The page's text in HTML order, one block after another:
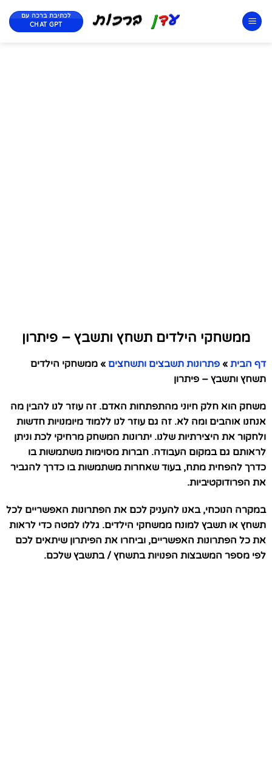
לכתיבת ברכה עם
CHAT GPT
ממשחקי הילדים תשחץ ותשבץ – פיתרון
דף הבית » פתרונות תשבצים ותשחצים » ממשחקי הילדים
תשחץ ותשבץ – פיתרון
משחק הוא חלק חיוני מהתפתחות האדם. זה עוזר לנו להבין מה
אנחנו אוהבים ומה לא. זה גם עוזר לנו ללמוד מיומנויות חדשות
ולחקור את היצירתיות שלנו. יתרונות המשחק מרחיקי לכת וניתן
לראותם גם במקום העבודה. חברות מסוימות משתמשות בו
כדרך להפחית מתח, בעוד שאחרות משתמשות בו כדרך להגביר
את הפרודוקטיביות.
במקרה הנוכחי, באנו להעניק לכם את הפתרונות האפשריים לכל
תשחץ או תשבץ למונח ממשחקי הילדים. גללו למטה כדי לראות
את כל הפתרונות האפשריים, וביחרו את הפיתרון שיתאים לכם
לפי מספר המשבצות הפנויות בתשחץ / בתשבץ שלכם.